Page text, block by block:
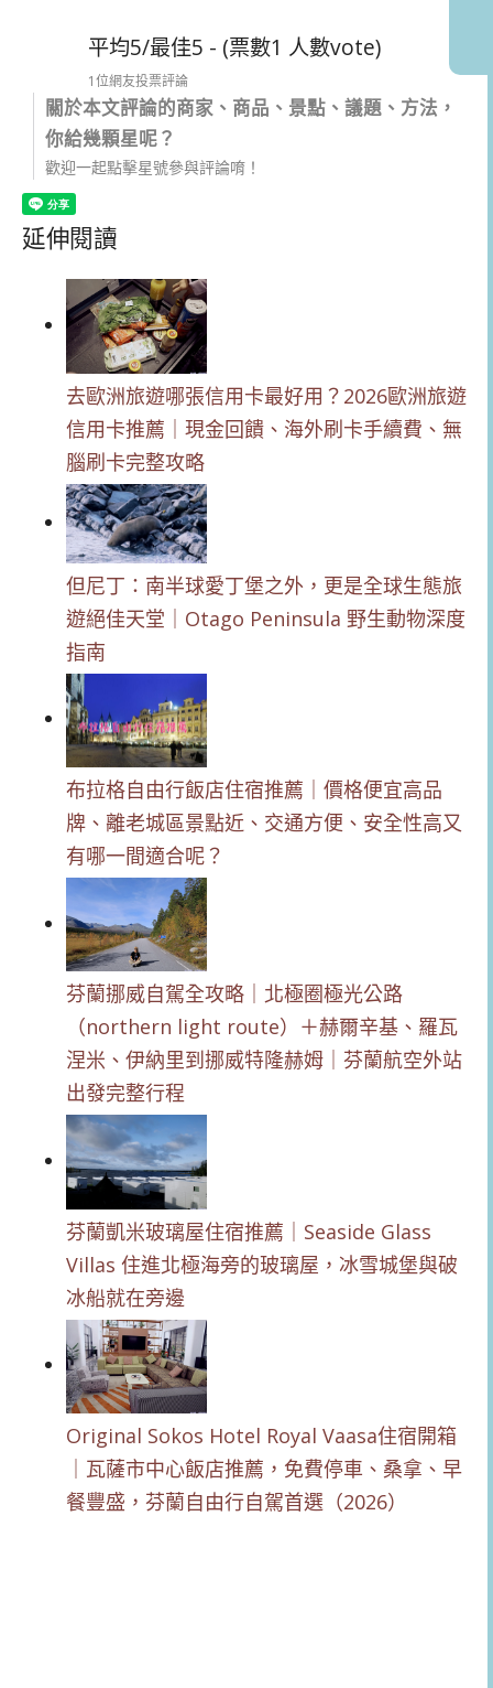
平均5/最佳5 - (票數1 人數vote)
1位網友投票評論
關於本文評論的商家、商品、景點、議題、方法，
你給幾顆星呢？
歡迎一起點擊星號參與評論唷！
延伸閱讀
去歐洲旅遊哪張信用卡最好用？2026歐洲旅遊
信用卡推薦｜現金回饋、海外刷卡手續費、無
腦刷卡完整攻略
但尼丁：南半球愛丁堡之外，更是全球生態旅
遊絕佳天堂｜Otago Peninsula 野生動物深度
指南
布拉格自由行飯店住宿推薦｜價格便宜高品
牌、離老城區景點近、交通方便、安全性高又
有哪一間適合呢？
芬蘭挪威自駕全攻略｜北極圈極光公路
（northern light route）＋赫爾辛基、羅瓦
涅米、伊納里到挪威特隆赫姆｜芬蘭航空外站
出發完整行程
芬蘭凱米玻璃屋住宿推薦｜Seaside Glass
Villas 住進北極海旁的玻璃屋，冰雪城堡與破
冰船就在旁邊
Original Sokos Hotel Royal Vaasa住宿開箱
｜瓦薩市中心飯店推薦，免費停車、桑拿、早
餐豐盛，芬蘭自由行自駕首選（2026）